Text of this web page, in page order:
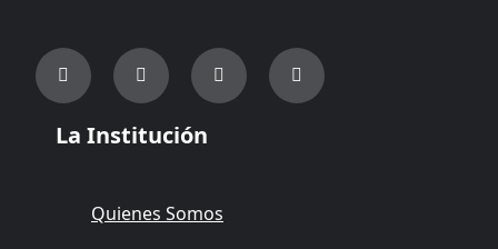
La Institución
Quienes Somos